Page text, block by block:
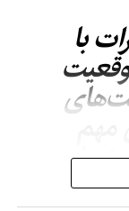
با
مهم
شمار